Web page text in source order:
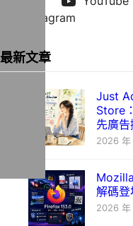
Instagram
最新文章
Just
Store
先廣
2026 年
解碼登
2026 年